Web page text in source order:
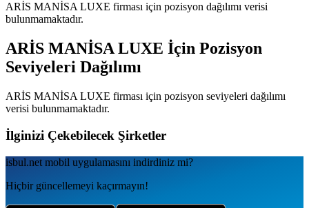
ARİS MANİSA LUXE firması için pozisyon dağılımı verisi
bulunmamaktadır.
ARİS MANİSA LUXE İçin Pozisyon
Seviyeleri Dağılımı
ARİS MANİSA LUXE firması için pozisyon seviyeleri dağılımı
verisi bulunmamaktadır.
İlginizi Çekebilecek Şirketler
isbul.net mobil uygulamаsını indirdiniz mi?
Hiçbir güncellemeyi kaçırmayın!